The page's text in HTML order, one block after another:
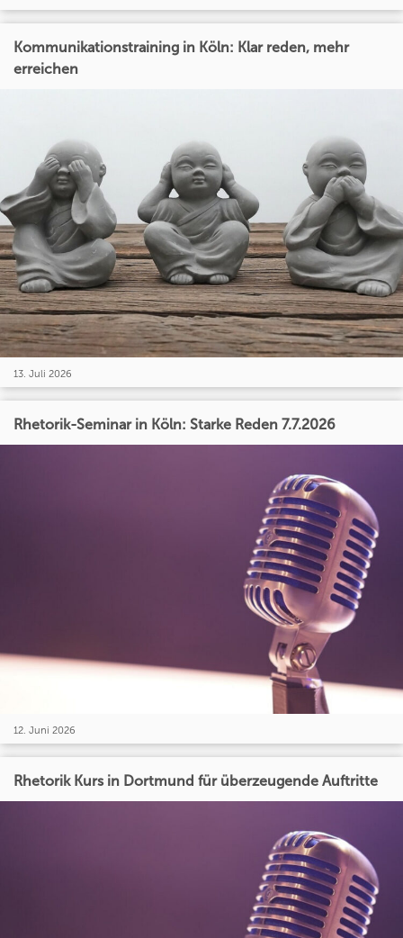
Kommunikationstraining in Köln: Klar reden, mehr
erreichen
13. Juli 2026
Rhetorik-Seminar in Köln: Starke Reden 7.7.2026
12. Juni 2026
Rhetorik Kurs in Dortmund für überzeugende Auftritte